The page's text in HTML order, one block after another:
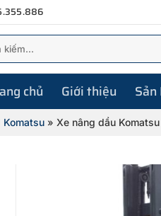
chủ Giới thiệu Sản
Komatsu» Xe nâng dầu